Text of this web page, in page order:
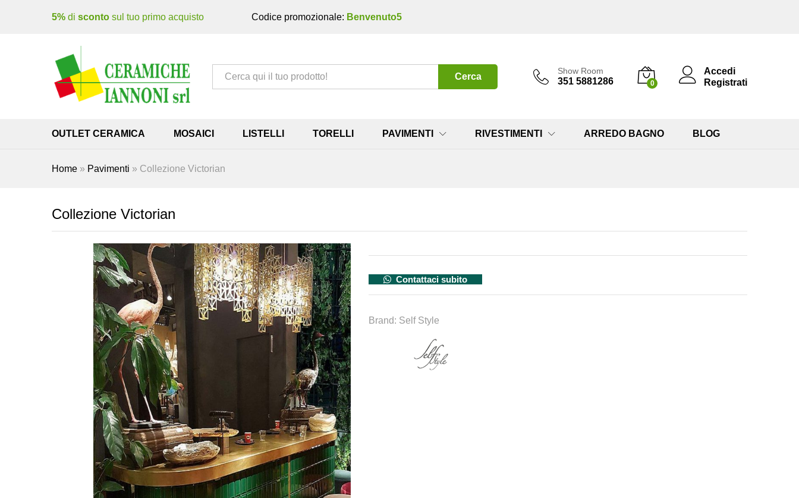
5% di sconto sul tuo primo acquisto Codice promozionale: Benvenuto5
Tutto Cerca
Show Room
351 5881286 0
Accedi
Registrati
OUTLET CERAMICA MOSAICI LISTELLI TORELLI PAVIMENTI RIVESTIMENTI ARREDO BAGNO BLOG
Home » Pavimenti » Collezione Victorian
Collezione Victorian
Contattaci subito
Brand: Self Style